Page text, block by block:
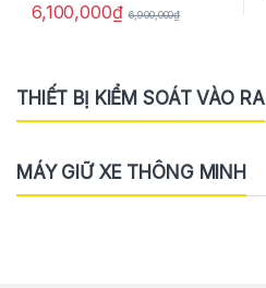
6,100,000₫ 6,900,000₫
THIẾT BỊ KIỂM SOÁT VÀO RA
MÁY GIỮ XE THÔNG MINH